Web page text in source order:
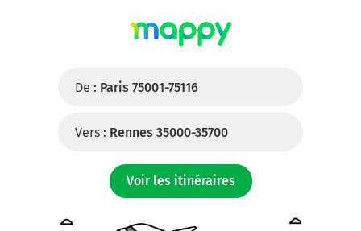
De : Paris 75001-75116
Vers : Rennes 35000-35700
Voir les itinéraires